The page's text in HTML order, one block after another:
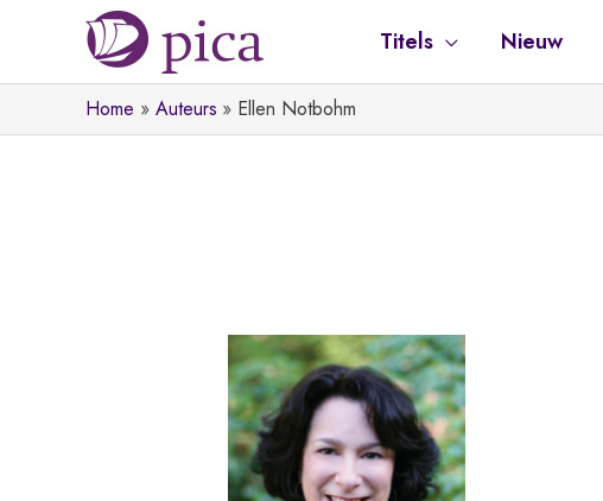
de
Titels Nieuw
Home Auteurs Ellen Notbohm